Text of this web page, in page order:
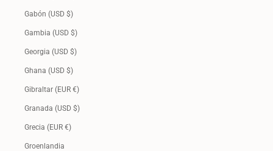
Gabón (USD $)
Gambia (USD $)
Georgia (USD $)
Ghana (USD $)
Gibraltar (EUR €)
Granada (USD $)
Grecia (EUR €)
Groenlandia